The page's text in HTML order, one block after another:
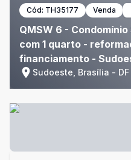
Cód: TH35177 Venda
QMSW 6 -
com 1 quarto -
financiamento -
Sudoeste, Brasília - DF